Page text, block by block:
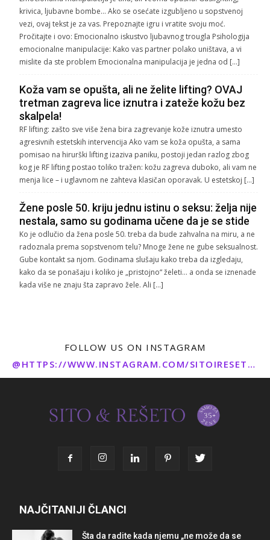
krivica, ljubavne bombe… Ako se osećate izgubljeno u sopstvenoj
vezi, ovaj tekst je za vas. Prepoznajte igru i vratite svoju moć.
Pročitajte i ovo: Emocionalno iskustvo ljubavnog trougla Psihologija
emocionalne manipulacije: Kako vas partner polako uništava, a vi
mislite da ste problem Emocionalna manipulacija je jedna od […]
Koža vam se opušta, ali ne želite lifting? OVAJ
tretman zagreva lice iznutra i zateže kožu bez
skalpela!
RF lifting: zašto sve više žena bira zagrevanje kože iznutra umesto
agresivnih estetskih intervencija Ako vam se koža opušta, a sama
pomisao na hirurški lifting izaziva paniku, postoji jedan razlog zbog
kog je RF lifting postao toliko tražen: kožu zagreva duboko, ali vam ne
menja lice – i uglavnom ne zahteva klasičan oporavak. U estetskoj […]
Žene posle 50. kriju jednu istinu o seksu: želja nije
nestala, samo su godinama učene da je se stide
Ko je odlučio da žena posle 50. treba da bude zahvalna na miru, a ne
radoznala prema sopstvenom telu? Mnoge žene ne gube seksualnost.
Gube kontakt sa njom. Godinama slušaju kako treba da izgledaju,
kako da se ponašaju i koliko je „pristojno“ želeti… a onda se iznenade
kada više ne znaju šta zapravo žele. Ali […]
FOLLOW US ON INSTAGRAM
@HTTPS://WWW.INSTAGRAM.COM/SITOIRESETO/
NAJČITANIJI ČLANCI
Šta da radite kada njemu „ne može da se